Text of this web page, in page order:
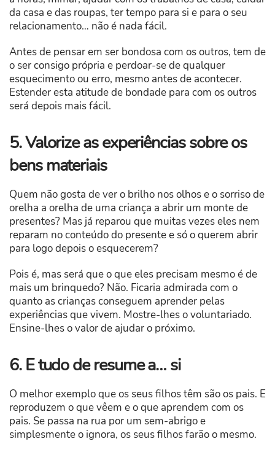
da casa e das roupas, ter tempo para si e para o seu
relacionamento… não é nada fácil.
Antes de pensar em ser bondosa com os outros, tem de
o ser consigo própria e perdoar-se de qualquer
esquecimento ou erro, mesmo antes de acontecer.
Estender esta atitude de bondade para com os outros
será depois mais fácil.
5. Valorize as experiências sobre os
bens materiais
Quem não gosta de ver o brilho nos olhos e o sorriso de
orelha a orelha de uma criança a abrir um monte de
presentes? Mas já reparou que muitas vezes eles nem
reparam no conteúdo do presente e só o querem abrir
para logo depois o esquecerem?
Pois é, mas será que o que eles precisam mesmo é de
mais um brinquedo? Não. Ficaria admirada com o
quanto as crianças conseguem aprender pelas
experiências que vivem. Mostre-lhes o voluntariado.
Ensine-lhes o valor de ajudar o próximo.
6. E tudo de resume a… si
O melhor exemplo que os seus filhos têm são os pais. E
reproduzem o que vêem e o que aprendem com os
pais. Se passa na rua por um sem-abrigo e
simplesmente o ignora, os seus filhos farão o mesmo.